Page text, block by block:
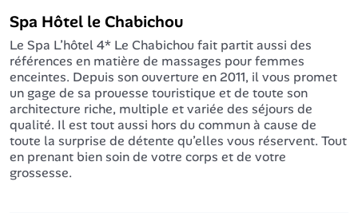
Spa Hôtel le Chabichou
Le Spa L’hôtel 4* Le Chabichou fait partit aussi des
références en matière de massages pour femmes
enceintes. Depuis son ouverture en 2011, il vous promet
un gage de sa prouesse touristique et de toute son
architecture riche, multiple et variée des séjours de
qualité. Il est tout aussi hors du commun à cause de
toute la surprise de détente qu’elles vous réservent. Tout
en prenant bien soin de votre corps et de votre
grossesse.